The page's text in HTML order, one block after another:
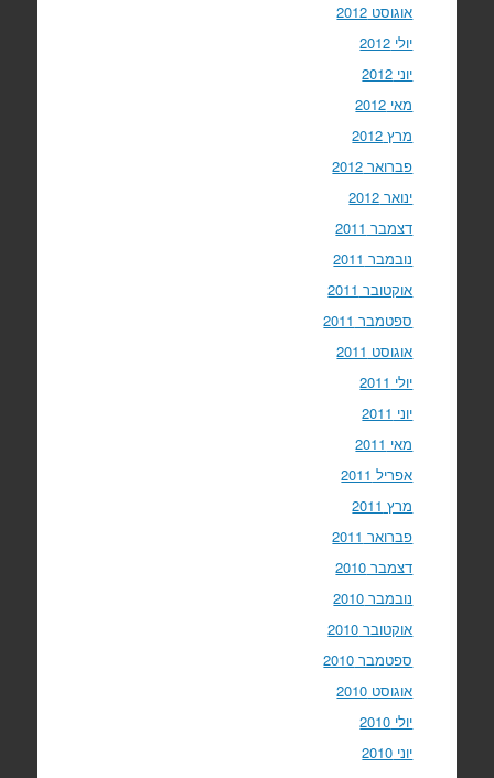
אוגוסט 2012
יולי 2012
יוני 2012
מאי 2012
מרץ 2012
פברואר 2012
ינואר 2012
דצמבר 2011
נובמבר 2011
אוקטובר 2011
ספטמבר 2011
אוגוסט 2011
יולי 2011
יוני 2011
מאי 2011
אפריל 2011
מרץ 2011
פברואר 2011
דצמבר 2010
נובמבר 2010
אוקטובר 2010
ספטמבר 2010
אוגוסט 2010
יולי 2010
יוני 2010